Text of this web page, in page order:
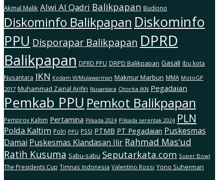
Akmal Malik Alwi Al Qadri Balikpapan Budiono
Diskominfo Balikpapan Diskominfo
PPU Disporapar Balikpapan DPRD
Balikpapan DPRD PPU DRPD Balikpapan Gasali Ibu kota
Nusantara IKN Kodam Vl/Mulawarman Makmur Marbun MMA MotoGP
2017 Muhammad Zainal Arifin Nusantara Otorita IKN Pegadaian
Pemkab PPU Pemkot Balikpapan
Pemprov Kaltim Pertamina Pilkada 2024 Pilkada serentak 2024 PLN
Polda Kaltim Polri PPU PSSI PTMB PT Pegadaian Puskesmas
Damai Puskesmas Klandasan Ilir Rahmad Mas'ud
Ratih Kusuma Sabu-sabu Seputarkata.com Super Bowl
The Presidents Cup Timnas Indonesia Valentino Rossi Yono Suherman